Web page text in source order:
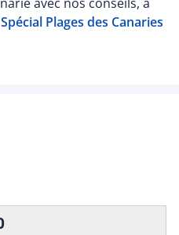
Spécial Plages des Canaries